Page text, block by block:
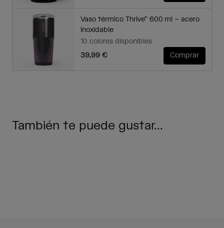
Vaso térmico Thrive™ 600 ml – acero
inoxidable
10 colores disponibles
39,99 €
Comprar
También te puede gustar...